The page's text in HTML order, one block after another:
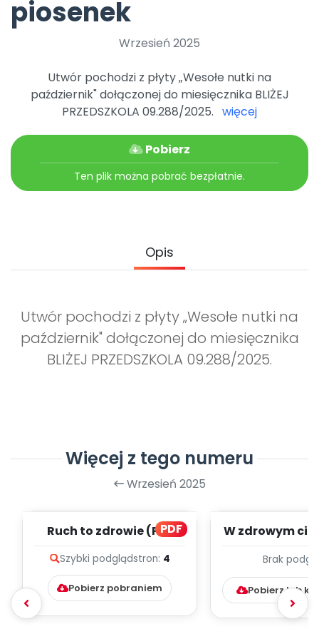
Archiwalne numery
Promocje
piosenek
Wrzesień 2025
Utwór pochodzi z płyty „Wesołe nutki na
październik" dołączonej do miesięcznika BLIŻEJ
PRZEDSZKOLA 09.288/2025. więcej
Pobierz
Ten plik można pobrać bezpłatnie.
Opis
Utwór pochodzi z płyty „Wesołe nutki na
październik" dołączonej do miesięcznika
BLIŻEJ PRZEDSZKOLA 09.288/2025.
Więcej z tego numeru
Wrzesień 2025
PDF
Ruch to zdrowie (PD)
Szybki podglądstron: 4
Pobierz pobraniem
W zdrowym
Brak
Pobierz lub